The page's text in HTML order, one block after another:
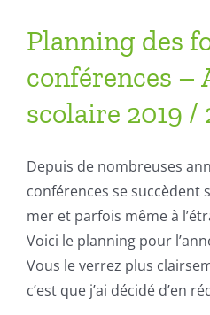
Planning des
conférences –
scolaire 2019 /
Depuis de nombreuses
conférences se succèdent
mer et parfois même à
Voici le planning pour
Vous le verrez plus
c’est que j’ai décidé d’en